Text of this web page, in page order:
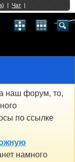
наш форум, то,
по ссылке
намного
21 22 23 24 25 26
40 41 42 43